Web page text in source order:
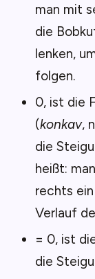
man mit
die
lenken,
folgen.
0, ist die
(konkav,
die
heißt:
rechts
Verlauf
= 0, ist
die